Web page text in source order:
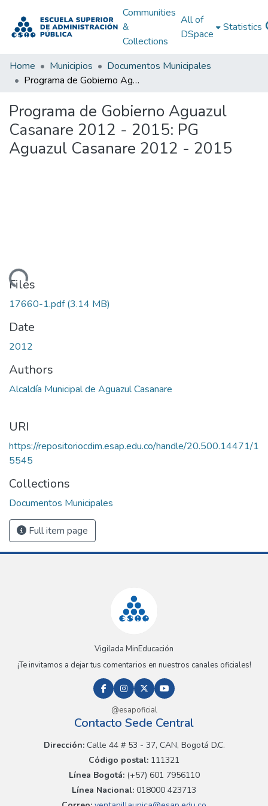
Communities
&
Collections
All of
DSpace
Statistics
Home Municipios
Documentos Municipales
Programa de Gobierno Aguazul Casanare 2012 - 2015: PG Aguazul Casanare 2012 - 2015
Programa de Gobierno Aguazul
Casanare 2012 - 2015: PG
Aguazul Casanare 2012 - 2015
Files
17660-1.pdf(3.14 MB)
Date
2012
Authors
Alcaldía Municipal de Aguazul Casanare
URI
https://repositoriocdim.esap.edu.co/handle/20.500.14471/1
5545
Collections
Documentos Municipales
Full item page
Vigilada MinEducación
¡Te invitamos a dejar tus comentarios en nuestros canales oficiales!
@esapoficial
Contacto Sede Central
Dirección:Calle 44 # 53 - 37, CAN, Bogotá D.C.
Código postal: 111321
Línea Bogotá:(+57) 601 7956110
Línea Nacional: 018000 423713